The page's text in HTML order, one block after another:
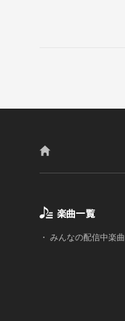
・ みんなの配信中楽曲